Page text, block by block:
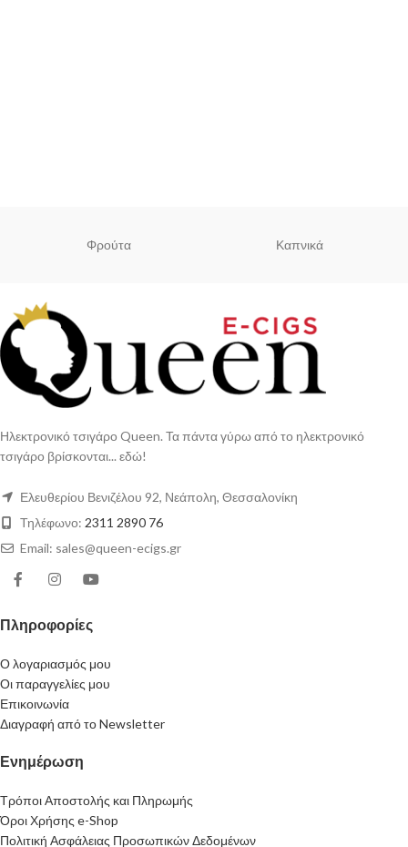
Φρούτα Καπνικά
Ηλεκτρονικό τσιγάρο Queen. Τα πάντα γύρω από το ηλεκτρονικό
τσιγάρο βρίσκονται... εδώ!
Ελευθερίου Βενιζέλου 92, Νεάπολη, Θεσσαλονίκη
Τηλέφωνο: 2311 2890 76
Email: sales@queen-ecigs.gr
Πληροφορίες
Ο λογαριασμός μου
Οι παραγγελίες μου
Επικοινωνία
Διαγραφή από το Newsletter
Ενημέρωση
Τρόποι Αποστολής και Πληρωμής
Όροι Χρήσης e-Shop
Πολιτική Ασφάλειας Προσωπικών Δεδομένων